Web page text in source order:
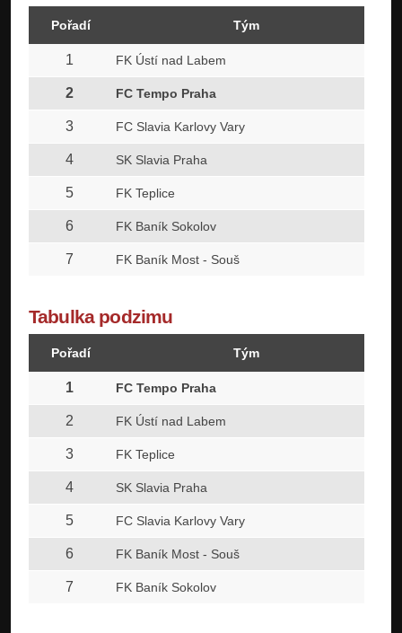
Pořadí Tým
1 FK Ústí nad Labem
2 FC Tempo Praha
3 FC Slavia Karlovy Vary
4 SK Slavia Praha
5 FK Teplice
6 FK Baník Sokolov
7 FK Baník Most - Souš
Tabulka podzimu
Pořadí Tým
1 FC Tempo Praha
2 FK Ústí nad Labem
3 FK Teplice
4 SK Slavia Praha
5 FC Slavia Karlovy Vary
6 FK Baník Most - Souš
7 FK Baník Sokolov